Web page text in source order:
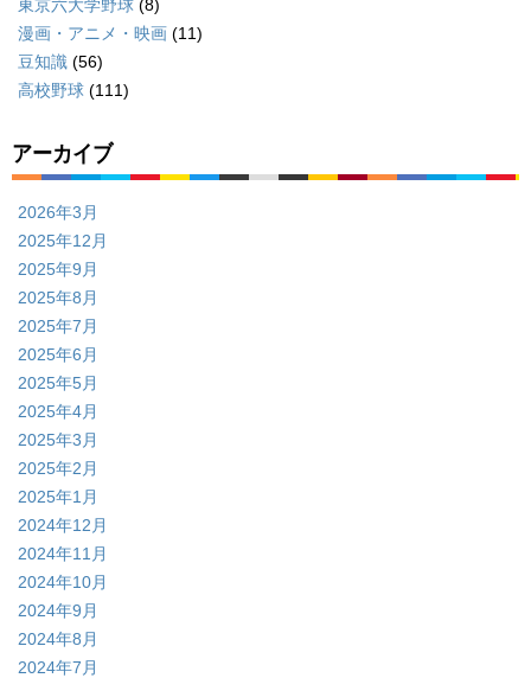
東京六大学野球 (8)
漫画・アニメ・映画 (11)
豆知識 (56)
高校野球 (111)
アーカイブ
2026年3月
2025年12月
2025年9月
2025年8月
2025年7月
2025年6月
2025年5月
2025年4月
2025年3月
2025年2月
2025年1月
2024年12月
2024年11月
2024年10月
2024年9月
2024年8月
2024年7月